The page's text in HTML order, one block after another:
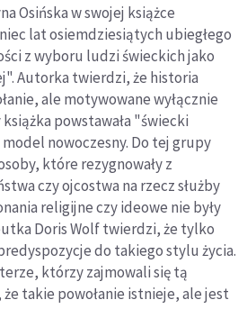
Osińska w swojej książce
lat osiemdziesiątych ubiegłego
z wyboru ludzi świeckich jako
Autorka twierdzi, że historia
ale motywowane wyłącznie
powstawała "świecki
nowoczesny. Do tej grupy
które rezygnowały z
czy ojcostwa na rzecz służby
religijne czy ideowe nie były
Doris Wolf twierdzi, że tylko
do takiego stylu życia.
którzy zajmowali się tą
takie powołanie istnieje, ale jest